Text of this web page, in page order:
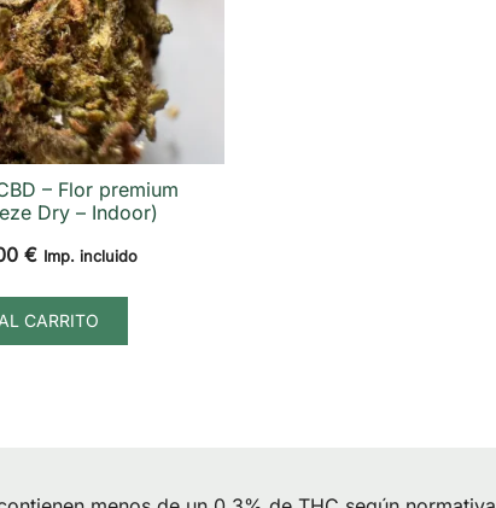
– Flor premium
Dry – Indoor)
€El
actual
es:
Imp. incluido
CARRITO